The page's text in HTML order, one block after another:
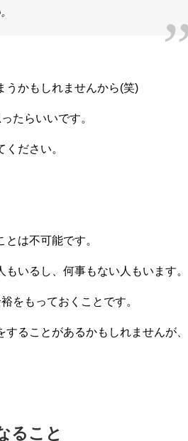
うかもしれませんから(笑)
たらいいです。
ださい。
は不可能です。
いるし、何事もない人もいます。
をもっておくことです。
ることがあるかもしれませんが、
ること